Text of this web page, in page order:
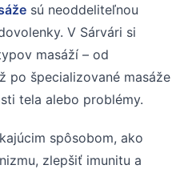
sú neoddeliteľnou
V Sárvári si
masáží – od
po špecializované masáže
tela alebo problémy.
spôsobom, ako
zlepšiť imunitu a